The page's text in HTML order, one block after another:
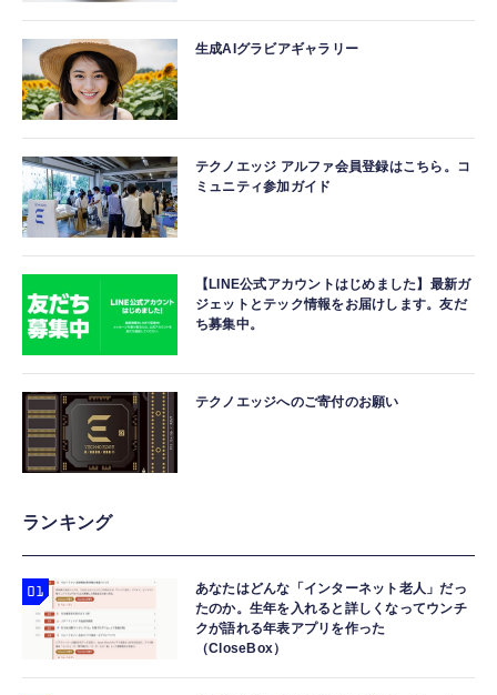
生成AIグラビアギャラリー
テクノエッジ アルファ会員登録はこちら。コ
ミュニティ参加ガイド
【LINE公式アカウントはじめました】最新ガ
ジェットとテック情報をお届けします。友だ
ち募集中。
テクノエッジへのご寄付のお願い
ランキング
あなたはどんな「インターネット老人」だっ
たのか。生年を入れると詳しくなってウンチ
クが語れる年表アプリを作った
（CloseBox）